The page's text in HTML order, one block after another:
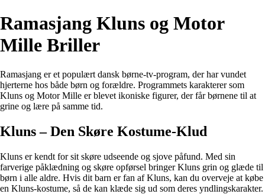
Ramasjang Kluns og Motor
Mille Briller
Ramasjang er et populært dansk børne-tv-program, der har vundet
hjerterne hos både børn og forældre. Programmets karakterer som
Kluns og Motor Mille er blevet ikoniske figurer, der får børnene til at
grine og lære på samme tid.
Kluns – Den Skøre Kostume-Klud
Kluns er kendt for sit skøre udseende og sjove påfund. Med sin
farverige påklædning og skøre opførsel bringer Kluns grin og glæde til
børn i alle aldre. Hvis dit barn er fan af Kluns, kan du overveje at købe
en Kluns-kostume, så de kan klæde sig ud som deres yndlingskarakter.